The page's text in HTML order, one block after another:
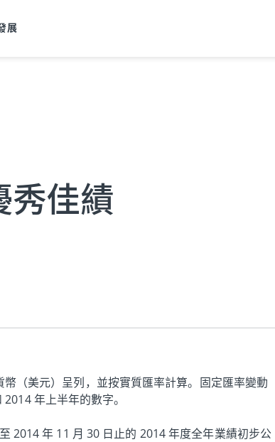
展
秀佳績
（美元）呈列，並按實質匯率計算。固定匯率變動
年上半年的數字。
2014 年 11 月 30 日止的 2014 年度全年業績初步公